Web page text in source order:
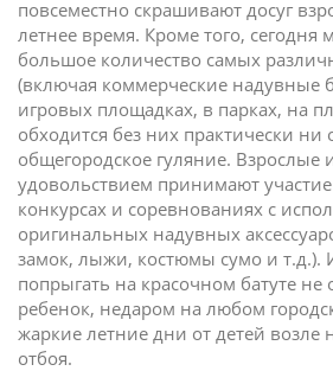
повсеместно скрашивают досуг
летнее время. Кроме того, сегодня
большое количество самых
(включая коммерческие надувные
игровых площадках, в парках, на
обходится без них практически
общегородское гуляние. Взрослые
удовольствием принимают
конкурсах и соревнованиях с
оригинальных надувных
замок, лыжи, костюмы сумо и т.д.).
попрыгать на красочном батуте не
ребенок, недаром на любом
жаркие летние дни от детей возле
отбоя.